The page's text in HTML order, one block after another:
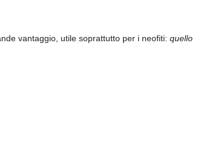
vantaggio, utile soprattutto per i neofiti: quello